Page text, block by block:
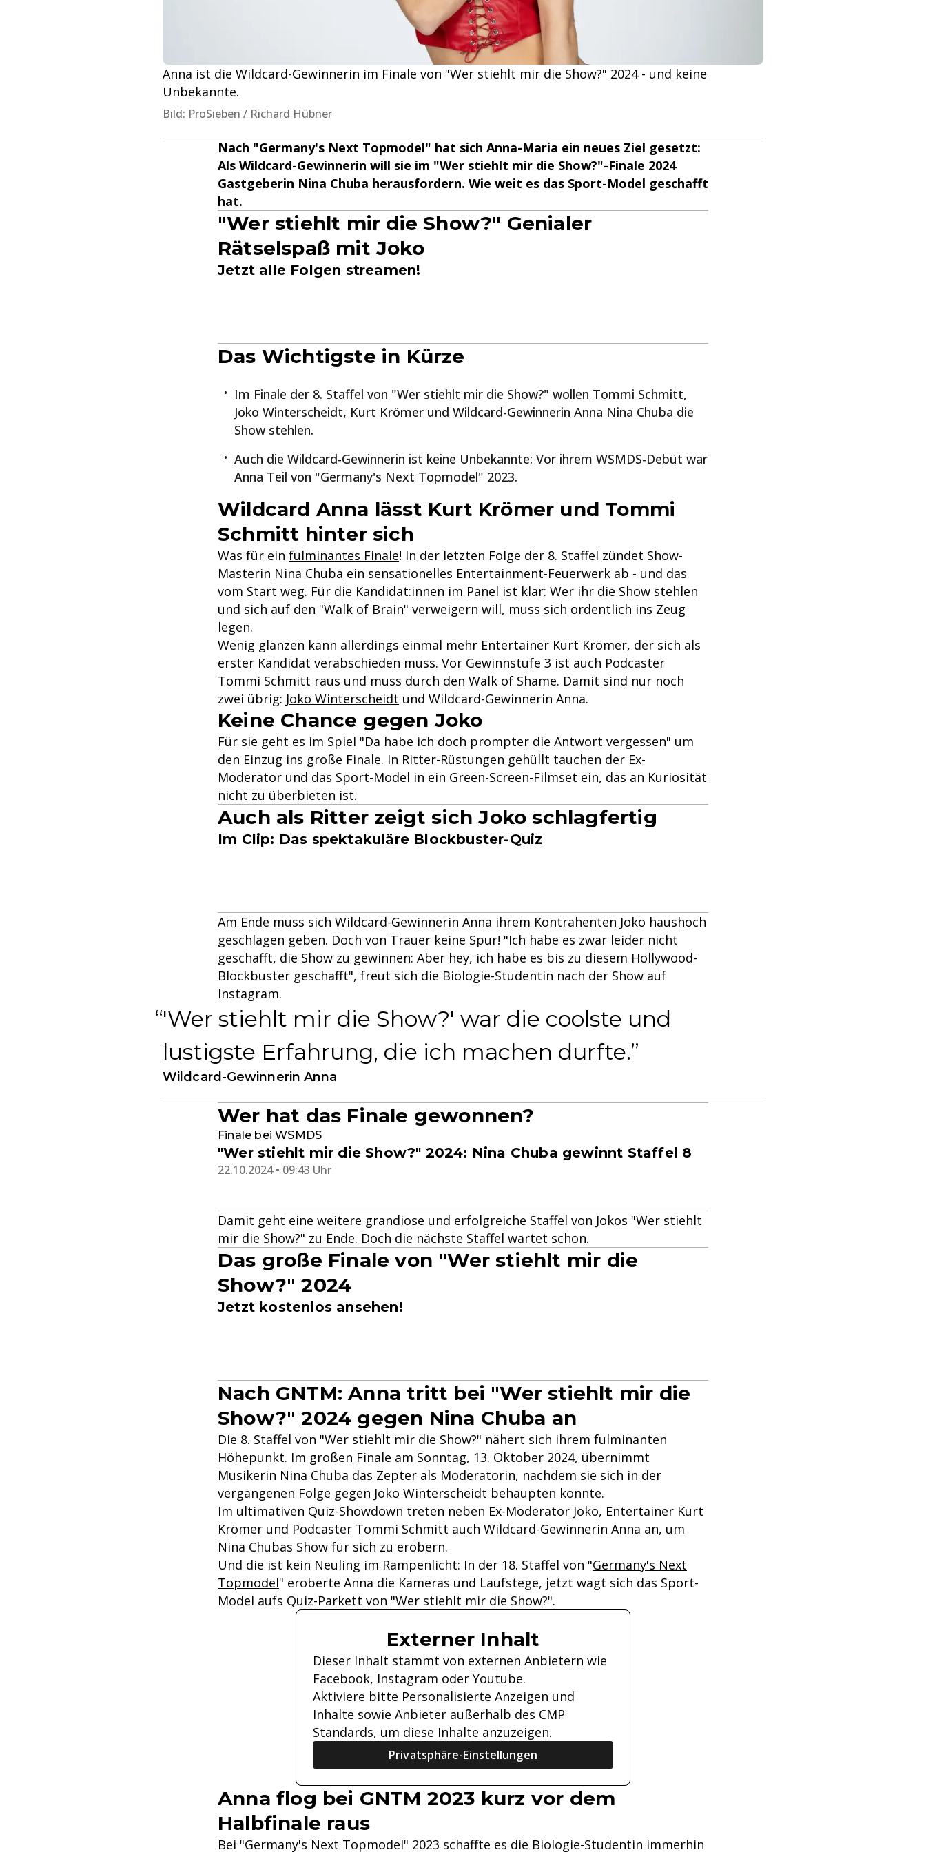
Anna ist die Wildcard-Gewinnerin im Finale von "Wer stiehlt mir die Show?" 2024 - und keine
Unbekannte.
Bild: ProSieben / Richard Hübner
Nach "Germany's Next Topmodel" hat sich Anna-Maria ein neues Ziel gesetzt:
Als Wildcard-Gewinnerin will sie im "Wer stiehlt mir die Show?"-Finale 2024
Gastgeberin Nina Chuba herausfordern. Wie weit es das Sport-Model geschafft
hat.
"Wer stiehlt mir die Show?" Genialer
Rätselspaß mit Joko
Jetzt alle Folgen streamen!
Das Wichtigste in Kürze
Im Finale der 8. Staffel von "Wer stiehlt mir die Show?" wollen Tommi Schmitt,
Joko Winterscheidt, Kurt Krömer und Wildcard-Gewinnerin Anna Nina Chuba die
Show stehlen.
Auch die Wildcard-Gewinnerin ist keine Unbekannte: Vor ihrem WSMDS-Debüt war
Anna Teil von "Germany's Next Topmodel" 2023.
Wildcard Anna lässt Kurt Krömer und Tommi
Schmitt hinter sich
Was für ein fulminantes Finale! In der letzten Folge der 8. Staffel zündet Show-
Masterin Nina Chuba ein sensationelles Entertainment-Feuerwerk ab - und das
vom Start weg. Für die Kandidat:innen im Panel ist klar: Wer ihr die Show stehlen
und sich auf den "Walk of Brain" verweigern will, muss sich ordentlich ins Zeug
legen.
Wenig glänzen kann allerdings einmal mehr Entertainer Kurt Krömer, der sich als
erster Kandidat verabschieden muss. Vor Gewinnstufe 3 ist auch Podcaster
Tommi Schmitt raus und muss durch den Walk of Shame. Damit sind nur noch
zwei übrig: Joko Winterscheidt und Wildcard-Gewinnerin Anna.
Keine Chance gegen Joko
Für sie geht es im Spiel "Da habe ich doch prompter die Antwort vergessen" um
den Einzug ins große Finale. In Ritter-Rüstungen gehüllt tauchen der Ex-
Moderator und das Sport-Model in ein Green-Screen-Filmset ein, das an Kuriosität
nicht zu überbieten ist.
Auch als Ritter zeigt sich Joko schlagfertig
Im Clip: Das spektakuläre Blockbuster-Quiz
Am Ende muss sich Wildcard-Gewinnerin Anna ihrem Kontrahenten Joko haushoch
geschlagen geben. Doch von Trauer keine Spur! "Ich habe es zwar leider nicht
geschafft, die Show zu gewinnen: Aber hey, ich habe es bis zu diesem Hollywood-
Blockbuster geschafft", freut sich die Biologie-Studentin nach der Show auf
Instagram.
'Wer stiehlt mir die Show?' war die coolste und
lustigste Erfahrung, die ich machen durfte.
Wildcard-Gewinnerin Anna
Wer hat das Finale gewonnen?
Finale bei WSMDS
"Wer stiehlt mir die Show?" 2024: Nina Chuba gewinnt Staffel 8
22.10.2024 • 09:43 Uhr
Damit geht eine weitere grandiose und erfolgreiche Staffel von Jokos "Wer stiehlt
mir die Show?" zu Ende. Doch die nächste Staffel wartet schon.
Das große Finale von "Wer stiehlt mir die
Show?" 2024
Jetzt kostenlos ansehen!
Nach GNTM: Anna tritt bei "Wer stiehlt mir die
Show?" 2024 gegen Nina Chuba an
Die 8. Staffel von "Wer stiehlt mir die Show?" nähert sich ihrem fulminanten
Höhepunkt. Im großen Finale am Sonntag, 13. Oktober 2024, übernimmt
Musikerin Nina Chuba das Zepter als Moderatorin, nachdem sie sich in der
vergangenen Folge gegen Joko Winterscheidt behaupten konnte.
Im ultimativen Quiz-Showdown treten neben Ex-Moderator Joko, Entertainer Kurt
Krömer und Podcaster Tommi Schmitt auch Wildcard-Gewinnerin Anna an, um
Nina Chubas Show für sich zu erobern.
Und die ist kein Neuling im Rampenlicht: In der 18. Staffel von "Germany's Next
Topmodel" eroberte Anna die Kameras und Laufstege, jetzt wagt sich das Sport-
Model aufs Quiz-Parkett von "Wer stiehlt mir die Show?".
Externer Inhalt
Dieser Inhalt stammt von externen Anbietern wie
Facebook, Instagram oder Youtube.
Aktiviere bitte Personalisierte Anzeigen und
Inhalte sowie Anbieter außerhalb des CMP
Standards, um diese Inhalte anzuzeigen.
Privatsphäre-Einstellungen
Anna flog bei GNTM 2023 kurz vor dem
Halbfinale raus
Bei "Germany's Next Topmodel" 2023 schaffte es die Biologie-Studentin immerhin